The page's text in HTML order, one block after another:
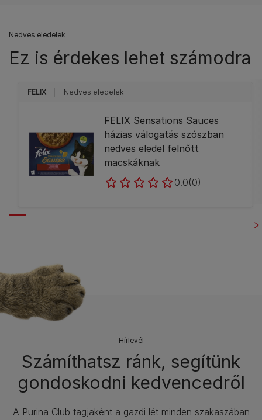
Nedves eledelek
Ez is érdekes lehet számodra
FELIX Nedves eledelek
FELIX Sensations Sauces
házias válogatás szószban
nedves eledel felnőtt
macskáknak
0.0(0)
Hírlevél​
Számíthatsz ránk, segítünk
gondoskodni kedvencedről
A Purina Club tagjaként a gazdi lét minden szakaszában